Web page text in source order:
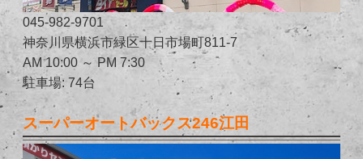
045-982-9701
神奈川県横浜市緑区十日市場町811-7
AM 10:00 ～ PM 7:30
駐車場: 74台
スーパーオートバックス246江田